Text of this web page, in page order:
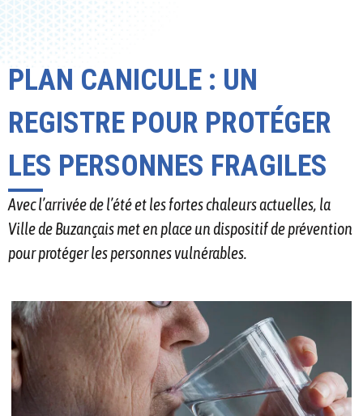
PLAN CANICULE : UN
REGISTRE POUR PROTÉGER
LES PERSONNES FRAGILES
Avec l’arrivée de l’été et les fortes chaleurs actuelles, la
Ville de Buzançais met en place un dispositif de prévention
pour protéger les personnes vulnérables.